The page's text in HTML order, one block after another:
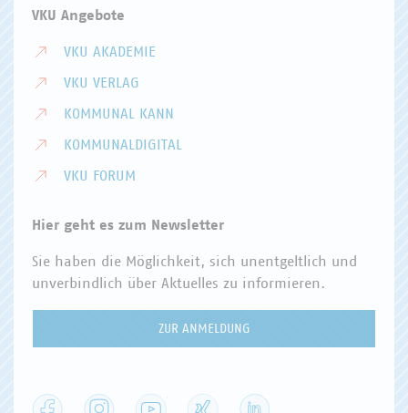
VKU Angebote
VKU AKADEMIE
VKU VERLAG
KOMMUNAL KANN
KOMMUNALDIGITAL
VKU FORUM
Hier geht es zum Newsletter
Sie haben die Möglichkeit, sich unentgeltlich und
unverbindlich über Aktuelles zu informieren.
ZUR ANMELDUNG
Facebook Instagram YouTube